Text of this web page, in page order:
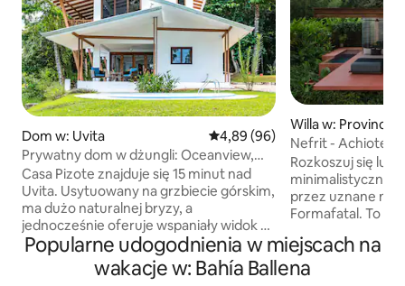
Dom w: Uvita Średnia ocena: 4,89 na 5,
4,89 (96)
Prywatny dom w dżungli: Oceanview,
basen, Wi-Fi strlnk
Casa Pizote znajduje się 15 minut nad
Uvita. Usytuowany na grzbiecie górskim,
ma dużo naturalnej bryzy, a
jednocześnie oferuje wspaniały widok na
słynny ogon wieloryba. Nowoczesna
tropikalna współczesna architektura
położona w górach z zachodami słońca z
Willa w: Provincia
nas
Nefrit - Achiote
Rozkoszuj się
minimalistycznej
przez uznane na
Formafatal. To
natury. NEFRIT casa oferuje jeden z
najpiękniejszych
Popularne udogodnienia w miejscach na
wakacje w: Bahía Ballena